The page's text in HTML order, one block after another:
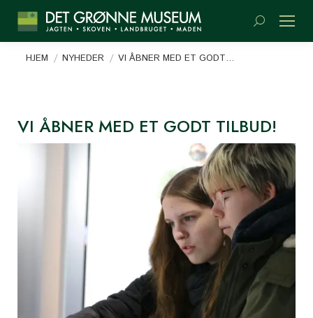
Søge:
HJEM NYHEDER VI ÅBNER MED ET GODT…
VI ÅBNER MED ET GODT TILBUD!